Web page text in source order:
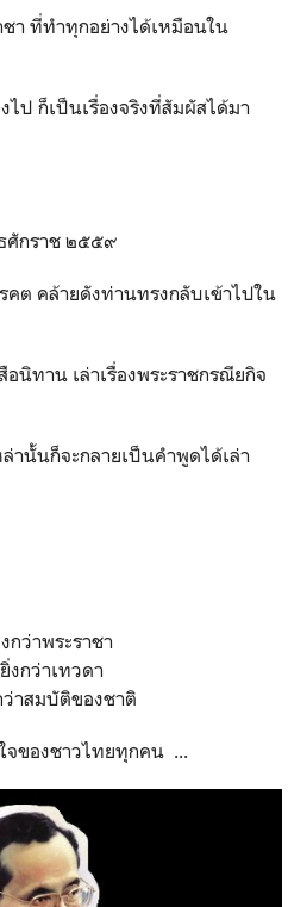
า ที่ทำทุกอย่างได้เหมือนใน
ไป ก็เป็นเรื่องจริงที่สัมผัสได้มา
กราช ๒๕๕๙
คต คล้ายดังท่านทรงกลับเข้าไปใน
นิทาน เล่าเรื่องพระราชกรณียกิจ
านั้นก็จะกลายเป็นคำพูดได้เล่า
กว่าพระราชา
งกว่าเทวดา
าสมบัติของชาติ
จของชาวไทยทุกคน ...